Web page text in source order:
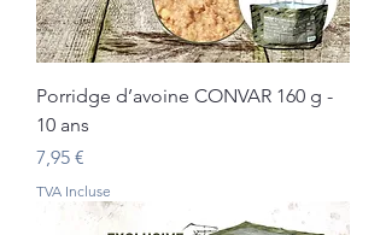
Porridge d’avoine CONVAR 160 g -
10 ans
Prix
7,95 €
TVA Incluse